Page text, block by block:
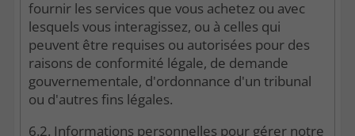
fournir les services que vous achetez ou avec
lesquels vous interagissez, ou à celles qui
peuvent être requises ou autorisées pour des
raisons de conformité légale, de demande
gouvernementale, d'ordonnance d'un tribunal
ou d'autres fins légales.
6.2. Informations personnelles pour gérer notre